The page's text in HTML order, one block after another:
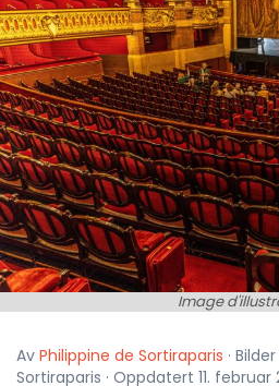
Image
Av Philippine de Sortiraparis ·
Sortiraparis · Oppdatert 11. februar